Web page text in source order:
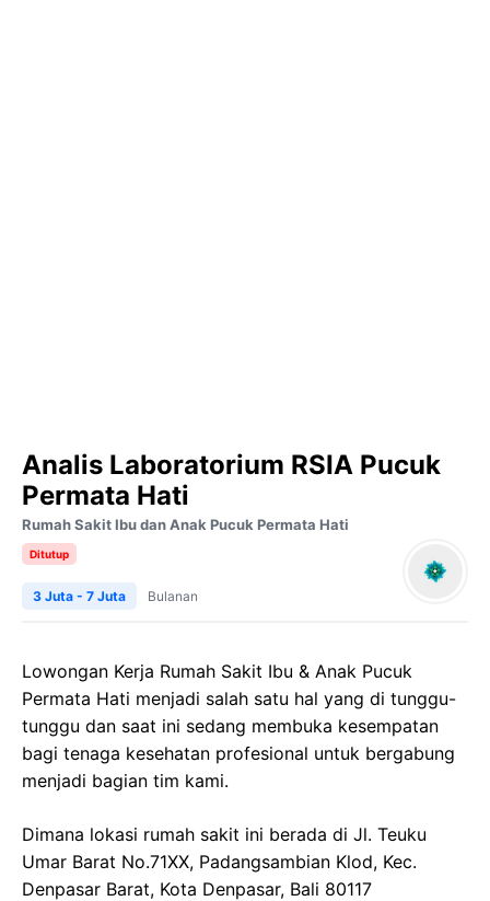
Analis Laboratorium RSIA Pucuk
Permata Hati
Rumah Sakit Ibu dan Anak Pucuk Permata Hati
Ditutup
3 Juta - 7 Juta Bulanan
Lowongan Kerja Rumah Sakit Ibu & Anak Pucuk
Permata Hati menjadi salah satu hal yang di tunggu-
tunggu dan saat ini sedang membuka kesempatan
bagi tenaga kesehatan profesional untuk bergabung
menjadi bagian tim kami.
Dimana lokasi rumah sakit ini berada di Jl. Teuku
Umar Barat No.71XX, Padangsambian Klod, Kec.
Denpasar Barat, Kota Denpasar, Bali 80117